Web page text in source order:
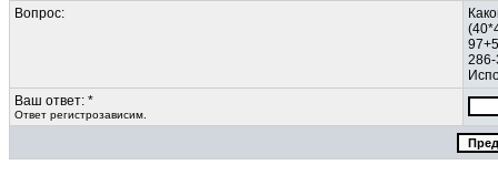
Вопрос:
Ваш ответ: *
Ответ регистрозависим.